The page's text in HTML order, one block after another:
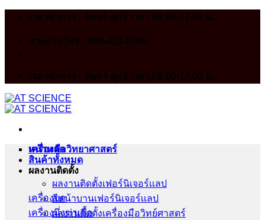
Skip
เวลาทำการ : จันทร์-ศุกร์ เวลา 08:00-17.00 น.
สายด่วนโทร : 086-420-0366
เวลาทำการ : จันทร์-ศุกร์ เวลา 08:00-17.00 น.
หน้าหลัก
สินค้าทั้งหมด
ผลงานติดตั้ง
ผลงานติดตั้งเฟอร์นิเจอร์เเลป
สีหน้าบานเฟอร์นิเจอร์เเลป
ผลงานติดตั้งเครื่องมือวิทย์ศาสตร์
เครื่องมือวิทยาศาสตร์
เครื่องบด
เครื่องนึ่งฆ่าเชื้อ